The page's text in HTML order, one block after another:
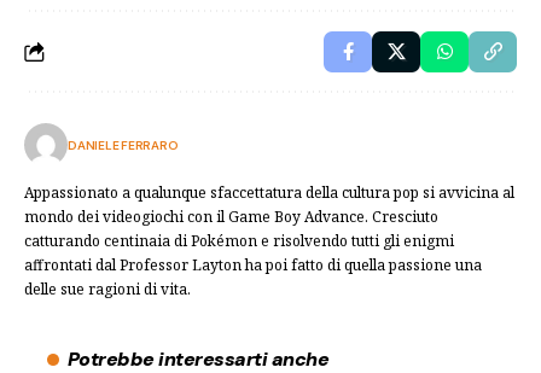
DANIELE FERRARO
Appassionato a qualunque sfaccettatura della cultura pop si avvicina al
mondo dei videogiochi con il Game Boy Advance. Cresciuto
catturando centinaia di Pokémon e risolvendo tutti gli enigmi
affrontati dal Professor Layton ha poi fatto di quella passione una
delle sue ragioni di vita.
Potrebbe interessarti anche